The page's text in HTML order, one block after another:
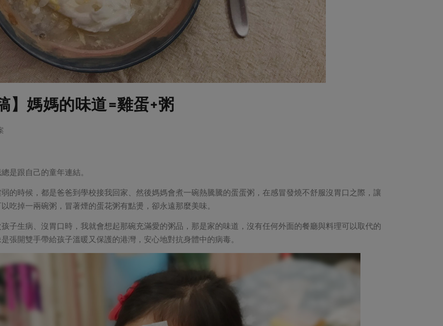
】媽媽的味道=雞蛋+粥
是跟自己的童年連結。
的時候，都是爸爸到學校接我回家、然後媽媽會煮一碗熱騰騰的蛋蛋粥，在感冒發燒不舒服沒胃口之際，讓
吃掉一兩碗粥，冒著煙的蛋花粥有點燙，卻永遠那麼美味。
子生病、沒胃口時，我就會想起那碗充滿愛的粥品，那是家的味道，沒有任何外面的餐廳與料理可以取代的
張開雙手帶給孩子溫暖又保護的港灣，安心地對抗身體中的病毒。